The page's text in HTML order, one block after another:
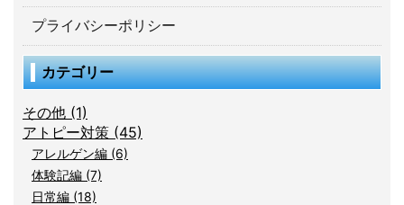
プライバシーポリシー
カテゴリー
その他 (1)
アトピー対策 (45)
アレルゲン編 (6)
体験記編 (7)
日常編 (18)